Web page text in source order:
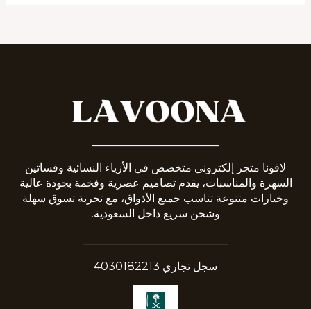
لافونا متجر إلكتروني متخصص في الأزياء النسائية وفساتين
السهرة والمناسبات، يقدم تصاميم عصرية وفخمة بجودة عالية
وخيارات متنوعة تناسب جميع الأذواق، مع تجربة تسوق سهلة
وشحن سريع داخل السعودية.
سجل تجاري 4030182213